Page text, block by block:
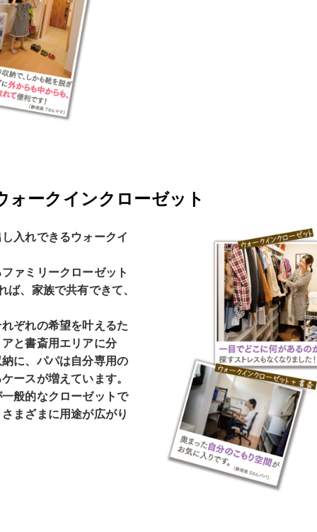
ォークインクローゼット
入れできるウォークイ
ァミリークローゼット
ば、家族で共有できて、
ぞれの希望を叶えるた
と書斎用エリアに分
に、パパは自分専用の
ースが増えています。
般的なクローゼットで
まざまに用途が広がり